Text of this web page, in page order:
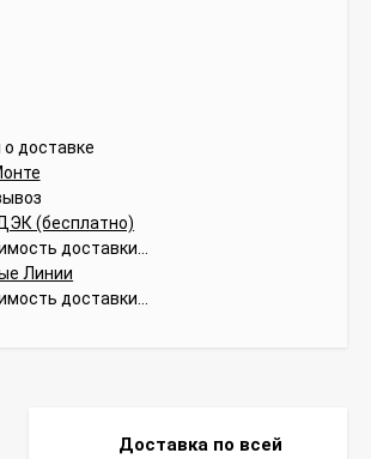
доставке
(бесплатно)
доставки...
Линии
доставки...
Доставка по всей